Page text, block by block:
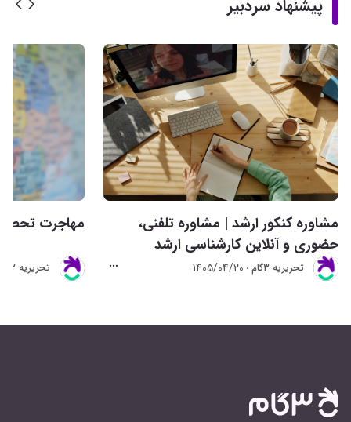
پیشنهاد سردبیر
مشاوره کنکور ارشد | مشاوره تلفنی،
حضوری و آنلاین کارشناسی ارشد
تحريريه 3گام 1405/04/20
مهاجرت
تحريريه 3گام